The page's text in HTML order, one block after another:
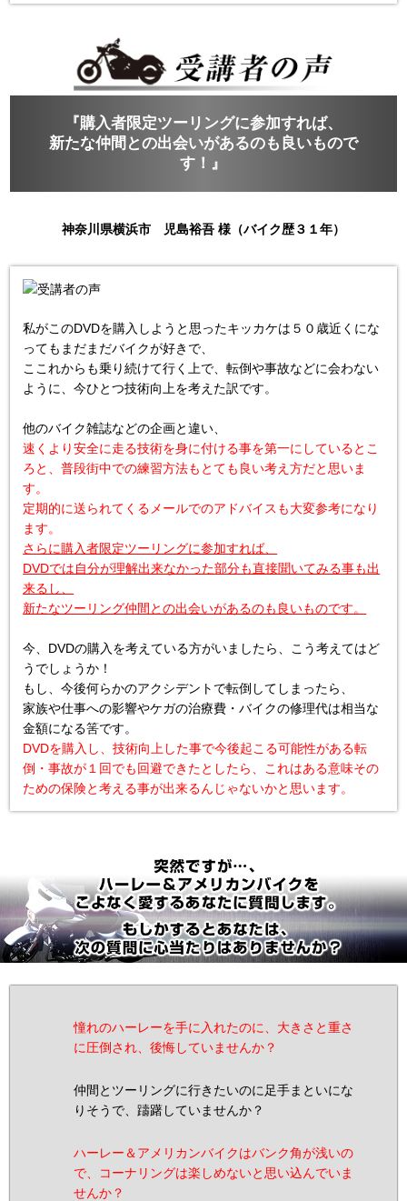
『購入者限定ツーリングに参加すれば、
新たな仲間との出会いがあるのも良いもので
す！』
神奈川県横浜市 児島裕吾 様（バイク歴３１年）
私がこのDVDを購入しようと思ったキッカケは５０歳近くにな
ってもまだまだバイクが好きで、
ここれからも乗り続けて行く上で、転倒や事故などに会わない
ように、今ひとつ技術向上を考えた訳です。
速くより安全に走る技術を身に付ける事を第一にしているとこ
ろと、普段街中での練習方法もとても良い考え方だと思いま
す。
定期的に送られてくるメールでのアドバイスも大変参考になり
ます。
さらに購入者限定ツーリングに参加すれば、
DVDでは自分が理解出来なかった部分も直接聞いてみる事も出
来るし、
新たなツーリング仲間との出会いがあるのも良いものです。
今、DVDの購入を考えている方がいましたら、こう考えてはど
うでしょうか！
もし、今後何らかのアクシデントで転倒してしまったら、
家族や仕事への影響やケガの治療費・バイクの修理代は相当な
DVDを購入し、技術向上した事で今後起こる可能性がある転
倒・事故が１回でも回避できたとしたら、これはある意味その
ための保険と考える事が出来るんじゃないかと思います。
憧れのハーレーを手に入れたのに、大きさと重さ
に圧倒され、後悔していませんか？
仲間とツーリングに行きたいのに足手まといにな
りそうで、躊躇していませんか？
ハーレー＆アメリカンバイクはバンク角が浅いの
で、コーナリングは楽しめないと思い込んでいま
せんか？